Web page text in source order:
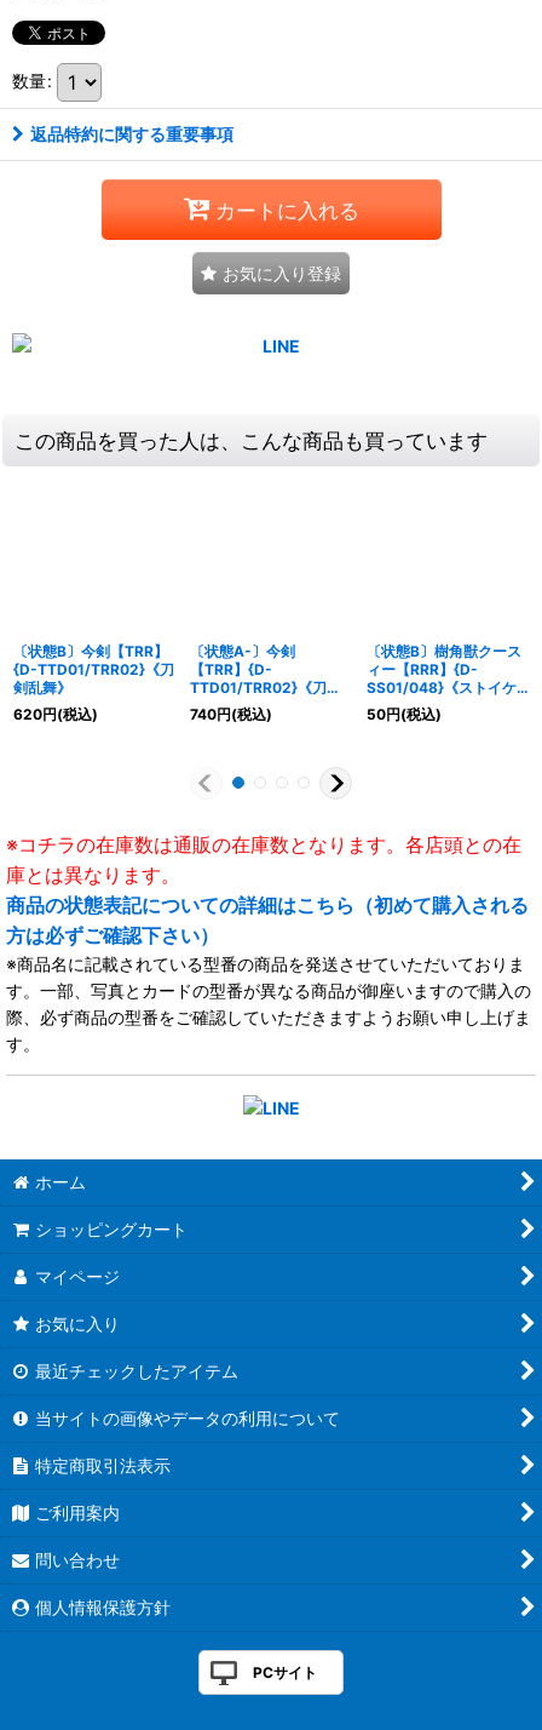
数量:
返品特約に関する重要事項
カートに入れる
お気に入り登録
この商品を買った人は、こんな商品も買っています
〔状態B〕今剣【TRR】
{D-TTD01/TRR02}《刀
剣乱舞》
620円(税込)
〔状態A-〕今剣
【TRR】{D-
TTD01/TRR02}《刀剣
乱舞》
740円(税込)
〔状態B〕樹角獣クース
ィー【RRR】{D-
SS01/048}《ストイケ
イア》
50円(税込)
※コチラの在庫数は通販の在庫数となります。各店頭との在
庫とは異なります。
商品の状態表記についての詳細はこちら（初めて購入される
方は必ずご確認下さい）
※商品名に記載されている型番の商品を発送させていただいておりま
す。一部、写真とカードの型番が異なる商品が御座いますので購入の
際、必ず商品の型番をご確認していただきますようお願い申し上げま
す。
ホーム
ショッピングカート
マイページ
お気に入り
最近チェックしたアイテム
当サイトの画像やデータの利用について
特定商取引法表示
ご利用案内
問い合わせ
個人情報保護方針
PCサイト